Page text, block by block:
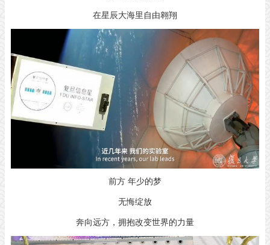
在星辰大海里自由翱翔
前方 年少的梦
无悔绽放
奔向远方，拥抱改变世界的力量